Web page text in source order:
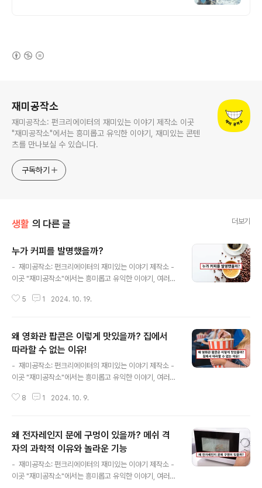
재미공작소
재미공작소: 펀크리에이터의 재미있는 이야기 제작소 이곳
"재미공작소"에서는 흥미롭고 유익한 이야기, 재미있는 콘텐
츠를 만나보실 수 있습니다.
구독하기
생활 의 다른 글 더보기
누가 커피를 발명했을까?
- 재미공작소: 펀크리에이터의 재미있는 이야기 제작소 -
이곳 "재미공작소"에서는 흥미롭고 유익한 이야기, 여러가
요, 여러분! 재미공작소의 펀크리에이터입니다.커피는 오
누구에 의해 발명되었는지는 많은 이들이 궁금해하는 주제
입니다. 그 기원에는 신화와 전설이 얽혀 있어 더욱 흥미롭
습니다.1. 칼디와 춤추는 염소들: 커피의 전설적 기원커피에
대한 가장 유명한 이야기는 에티오피아의 양치기 칼디와
그의 염소들에 대한 전설입니다. 이 이야기에 따르면, 칼디
는 어느 날 염소들이 이상하게 활기차게 뛰어다니는 것을
5 1 2024. 10. 19.
왜 영화관 팝콘은 이렇게 맛있을까? 집에서
따라할 수 없는 이유!
- 재미공작소: 펀크리에이터의 재미있는 이야기 제작소 -
이곳 "재미공작소"에서는 흥미롭고 유익한 이야기, 여러가
요, 여러분! 재미공작소의 펀크리에이터입니다.영화를 보
있게 느껴질까요? 여기 그 비밀을 분석해보겠습니다.1. 버
터 향 기름: 마법의 재료가장 큰 차이점 중 하나는 바로 영
화관에서 사용하는 ‘버터 향 기름’입니다. 우리가 집에서 사
용하는 일반 버터는 수분이 함유되어 있어 팝콘을 눅눅하
게 만들 수 있습니다. 반면 영화관에서는 수분이 없는 버터
8 1 2024. 10. 9.
왜 전자레인지 문에 구멍이 있을까? 메쉬 격
자의 과학적 이유와 놀라운 기능
- 재미공작소: 펀크리에이터의 재미있는 이야기 제작소 -
이곳 "재미공작소"에서는 흥미롭고 유익한 이야기, 여러가